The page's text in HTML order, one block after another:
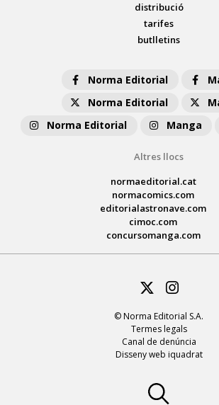
distribució
tarifes
butlletins
Norma Editorial
Norma Editorial
Norma Editorial
Manga
Altres llocs
normaeditorial.cat
normacomics.com
editorialastronave.com
cimoc.com
concursomanga.com
© Norma Editorial S.A.
Termes legals
Canal de denúncia
Disseny web iquadrat
Twitter